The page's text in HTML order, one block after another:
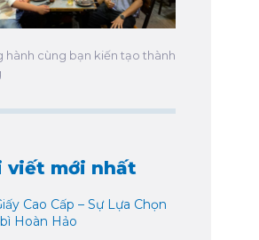
hành cùng bạn kiến tạo thành
viết mới nhất
Cao Cấp – Sự Lựa Chọn
Hoàn Hảo